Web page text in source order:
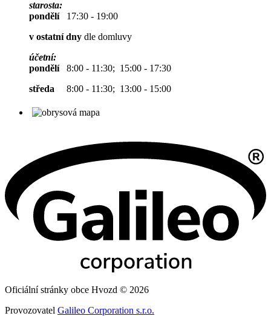
starosta:
pondělí 17:30 - 19:00
v ostatní dny dle domluvy
účetní:
pondělí 8:00 - 11:30; 15:00 - 17:30
středa 8:00 - 11:30; 13:00 - 15:00
Oficiální stránky obce Hvozd © 2026
Provozovatel Galileo Corporation s.r.o.